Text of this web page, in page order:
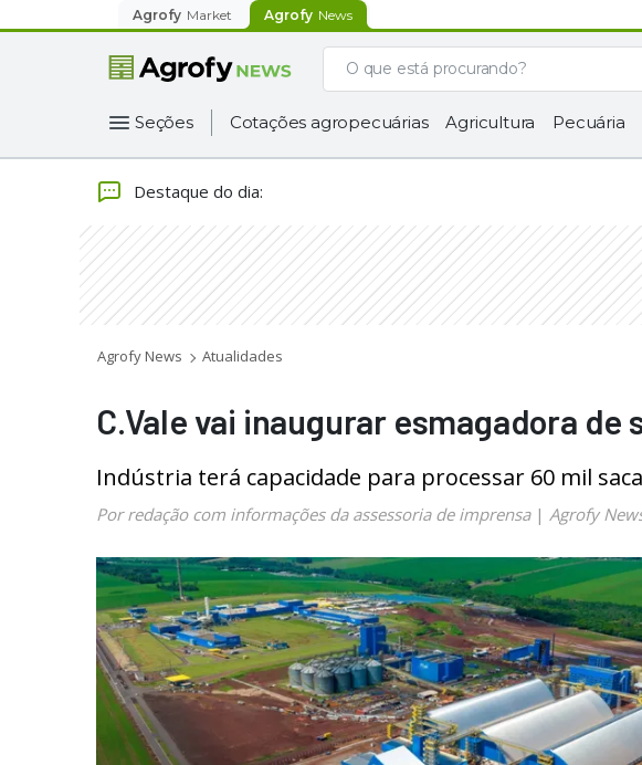
Agrofy Market Agrofy News
Seções Cotações agropecuárias Agricultura Pecuária
Destaque do dia:
Agrofy News Atualidades
C.Vale vai inaugurar esmagadora de
Indústria terá capacidade para processar 60 mil
Por redação com informações da assessoria de imprensa| Agrofy